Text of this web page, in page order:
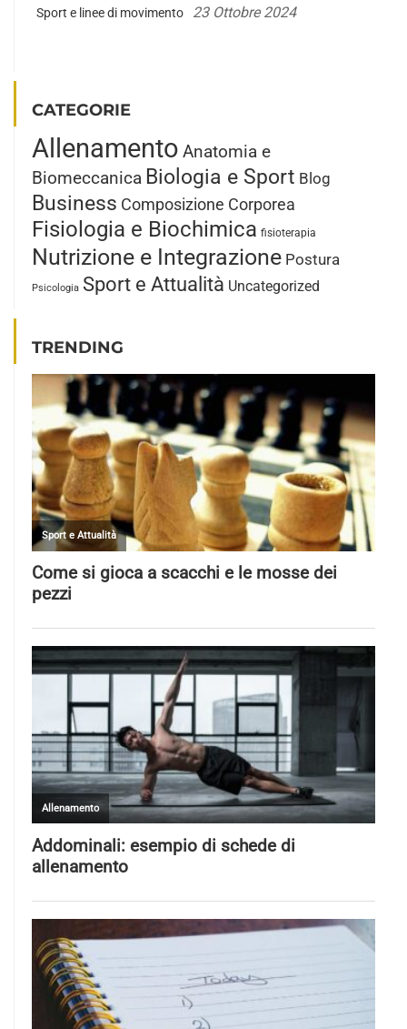
Sport e linee di movimento 23 Ottobre 2024
CATEGORIE
Allenamento Anatomia e
Biomeccanica Biologia e Sport Blog
Business Composizione Corporea
Fisiologia e Biochimica fisioterapia
Nutrizione e Integrazione Postura
Psicologia Sport e Attualità Uncategorized
TRENDING